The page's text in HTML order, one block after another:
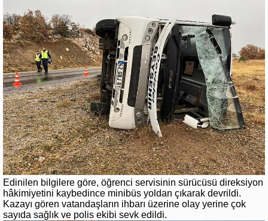
Edinilen bilgilere göre, öğrenci servisinin sürücüsü direksiyon
hâkimiyetini kaybedince minibüs yoldan çıkarak devrildi.
Kazayı gören vatandaşların ihbarı üzerine olay yerine çok
sayıda sağlık ve polis ekibi sevk edildi.